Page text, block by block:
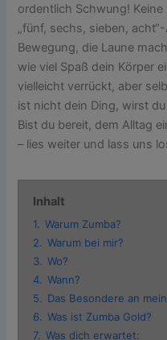
ordentlich Schwung! Keine
„fünf, sechs, sieben,
Bewegung, die Laune
wie viel Spaß dein Körper
vielleicht verrückt, aber
ist nicht dein Ding, wirst
Bist du bereit, dem Alltag
– lies weiter und lass uns
Inhalt
1. Warum Zumba?
2. Warum bei mir?
3. Wo?
4. Wann?
5. Das Besondere an
6. Was ist Zumba Gold?
7. Was dich erwartet: